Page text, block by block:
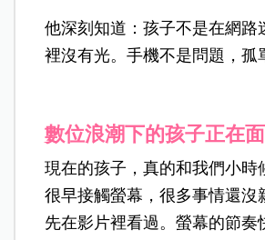
他深刻知道：孩子不是在網路
裡沒有光。手機不是問題，孤
數位浪潮下的孩子正在
現在的孩子，真的和我們小時
很早接觸螢幕，很多事情還沒
先在影片裡看過。螢幕的節奏